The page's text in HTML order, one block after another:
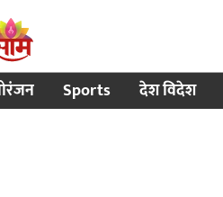
Sports देश विदेश